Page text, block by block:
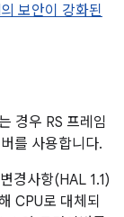
보안이 강화된
경우 RS 프레임
를 사용합니다.
경사항(HAL 1.1)
CPU로 대체되